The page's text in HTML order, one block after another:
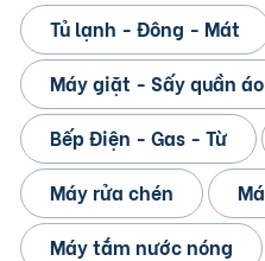
Tủ lạnh - Đông - Mát
Máy giặt - Sấy quần áo
Bếp Điện - Gas - Từ
Máy rửa chén
Máy tắm nước nóng